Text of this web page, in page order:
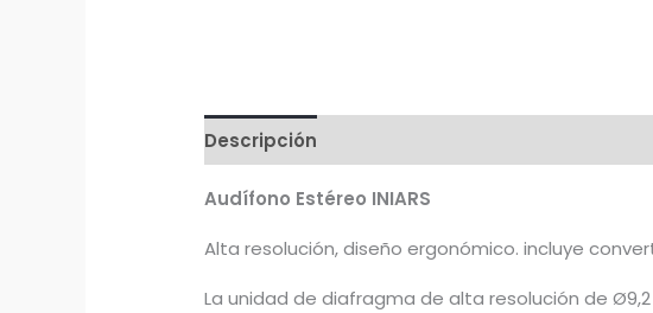
Descripción
Audífono Estéreo INIARS
Alta resolución, diseño ergonómico. incluye
La unidad de diafragma de alta resolución de